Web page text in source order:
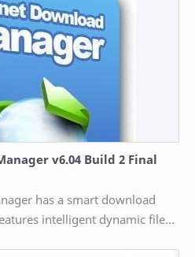
v6.04 Build 2 Final
has a smart download
intelligent dynamic file